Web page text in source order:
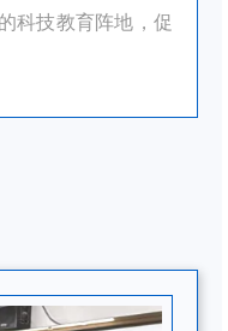
科技教育阵地，促